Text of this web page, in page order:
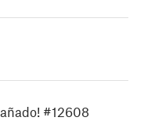
#12608